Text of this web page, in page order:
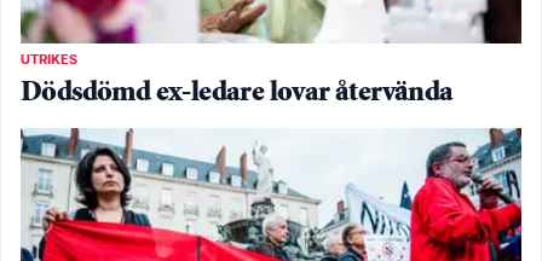
UTRIKES
Dödsdömd ex-ledare lovar återvända